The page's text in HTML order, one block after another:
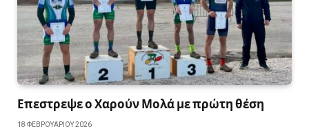
Επεστρεψε ο Χαρούν Μολά με πρώτη θέση
18 ΦΕΒΡΟΥΑΡΊΟΥ 2026